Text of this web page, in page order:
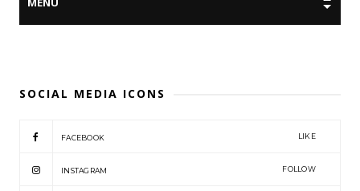
SOCIAL MEDIA ICONS
FACEBOOK LIKE
INSTAGRAM FOLLOW